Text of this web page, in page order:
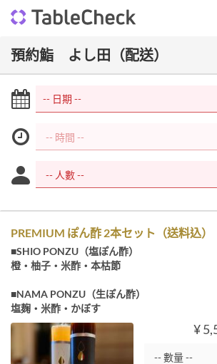
預約鮨 よし田（配送）
PREMIUM ぽん酢 2本セット（送料込）
■SHIO PONZU（塩ぽん酢）
橙・柚子・米酢・本枯節
■NAMA PONZU（生ぽん酢）
塩麹・米酢・かぼす
¥